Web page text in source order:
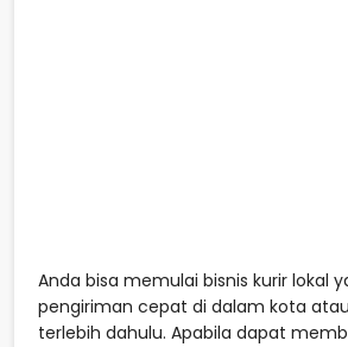
Anda bisa memulai bisnis kurir lokal
pengiriman cepat di dalam kota
terlebih dahulu. Apabila dapat